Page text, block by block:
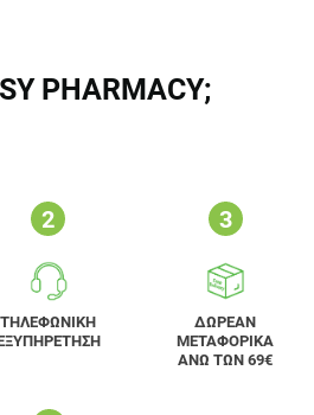
PHARMACY;
ΤΗΛΕΦΩΝΙΚΗ
ΔΩΡΕΑΝ
ΜΕΤΑΦΟΡΙΚΑ
ΑΝΩ ΤΩΝ 69€